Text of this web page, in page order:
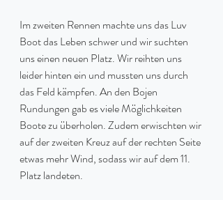
Im zweiten Rennen machte uns das Luv
Boot das Leben schwer und wir suchten
uns einen neuen Platz. Wir reihten uns
leider hinten ein und mussten uns durch
das Feld kämpfen. An den Bojen
Rundungen gab es viele Möglichkeiten
Boote zu überholen. Zudem erwischten wir
auf der zweiten Kreuz auf der rechten Seite
etwas mehr Wind, sodass wir auf dem 11.
Platz landeten.